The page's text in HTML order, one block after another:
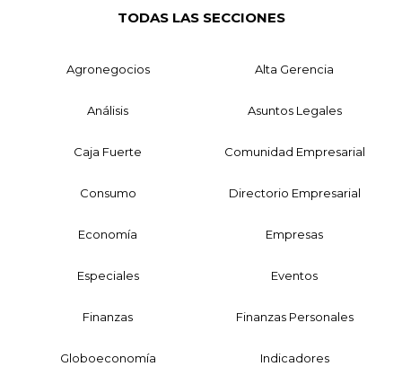
TODAS LAS SECCIONES
Agronegocios Alta Gerencia
Análisis Asuntos Legales
Caja Fuerte Comunidad Empresarial
Consumo Directorio Empresarial
Economía Empresas
Especiales Eventos
Finanzas Finanzas Personales
Globoeconomía Indicadores